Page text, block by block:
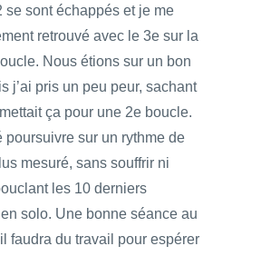
se sont échappés et je me
retrouvé avec le 3e sur la
Nous étions sur un bon
j’ai pris un peu peur, sachant
ça pour une 2e boucle.
poursuivre sur un rythme de
mesuré, sans souffrir ni
les 10 derniers
solo. Une bonne séance au
faudra du travail pour espérer